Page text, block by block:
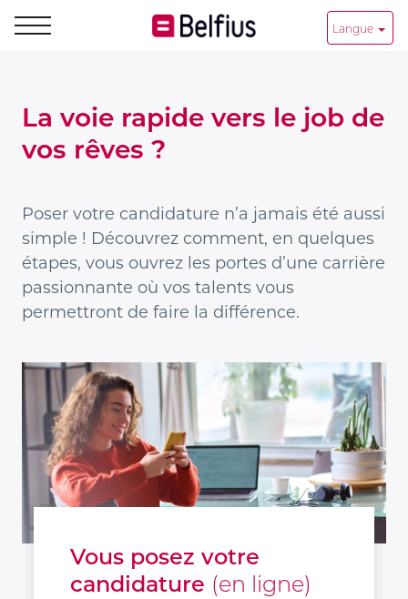
Langue
La voie rapide vers le job de
vos rêves ?
Poser votre candidature n’a jamais été aussi
simple ! Découvrez comment, en quelques
étapes, vous ouvrez les portes d’une carrière
passionnante où vos talents vous
permettront de faire la différence.
Vous posez votre
candidature (en ligne)